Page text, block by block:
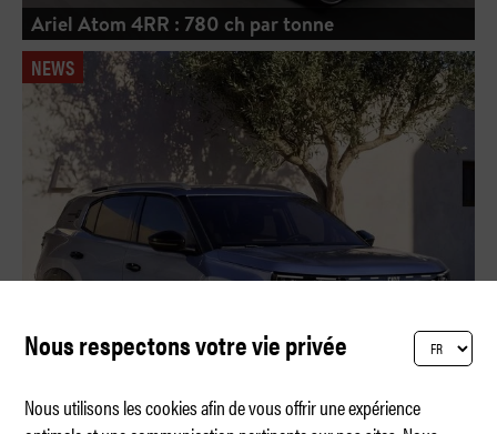
Ariel Atom 4RR : 780 ch par tonne
NEWS
Nous respectons votre vie privée
Nous utilisons les cookies afin de vous offrir une expérience